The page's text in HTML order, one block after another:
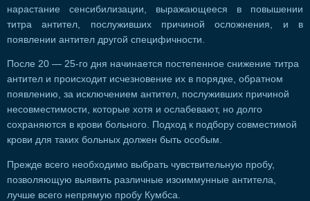
нарастание сенсибилизации, выражающееся в повышении
титра антител, послуживших причиной осложнения, и в
появлении антител другой специфичности.
После 20 — 25-го дня начинается постепенное снижение титра
антител и происходит исчезновение их в порядке, обратном
появлению, за исключением антител, послуживших причиной
несовместимости, которые хотя и ослабевают, но долго
сохраняются в крови больного. Подход к подбору совместимой
крови для таких больных должен быть особым.
Прежде всего необходимо выбрать чувствительную пробу,
позволяющую выявить различные изоиммунные антитела,
лучше всего непрямую пробу Кумбса.